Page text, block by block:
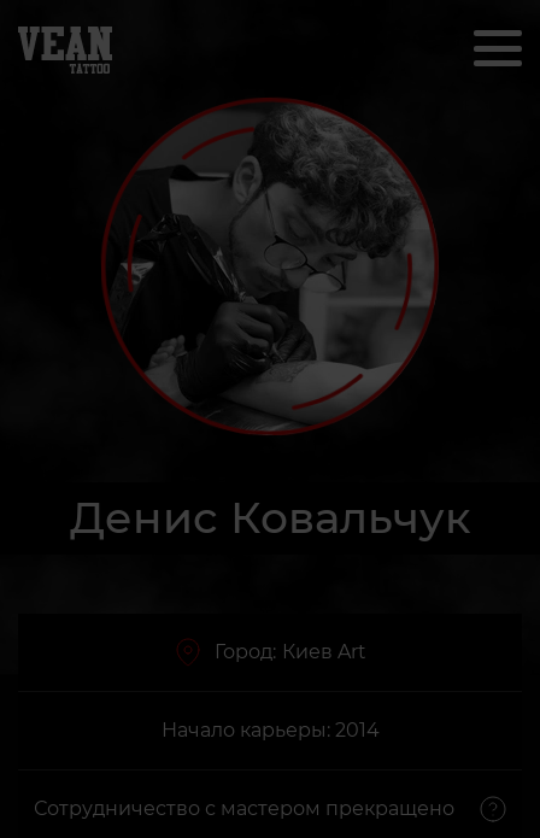
Денис Ковальчук
Город: Киев Art
Начало карьеры: 2014
Сотрудничество с мастером прекращено